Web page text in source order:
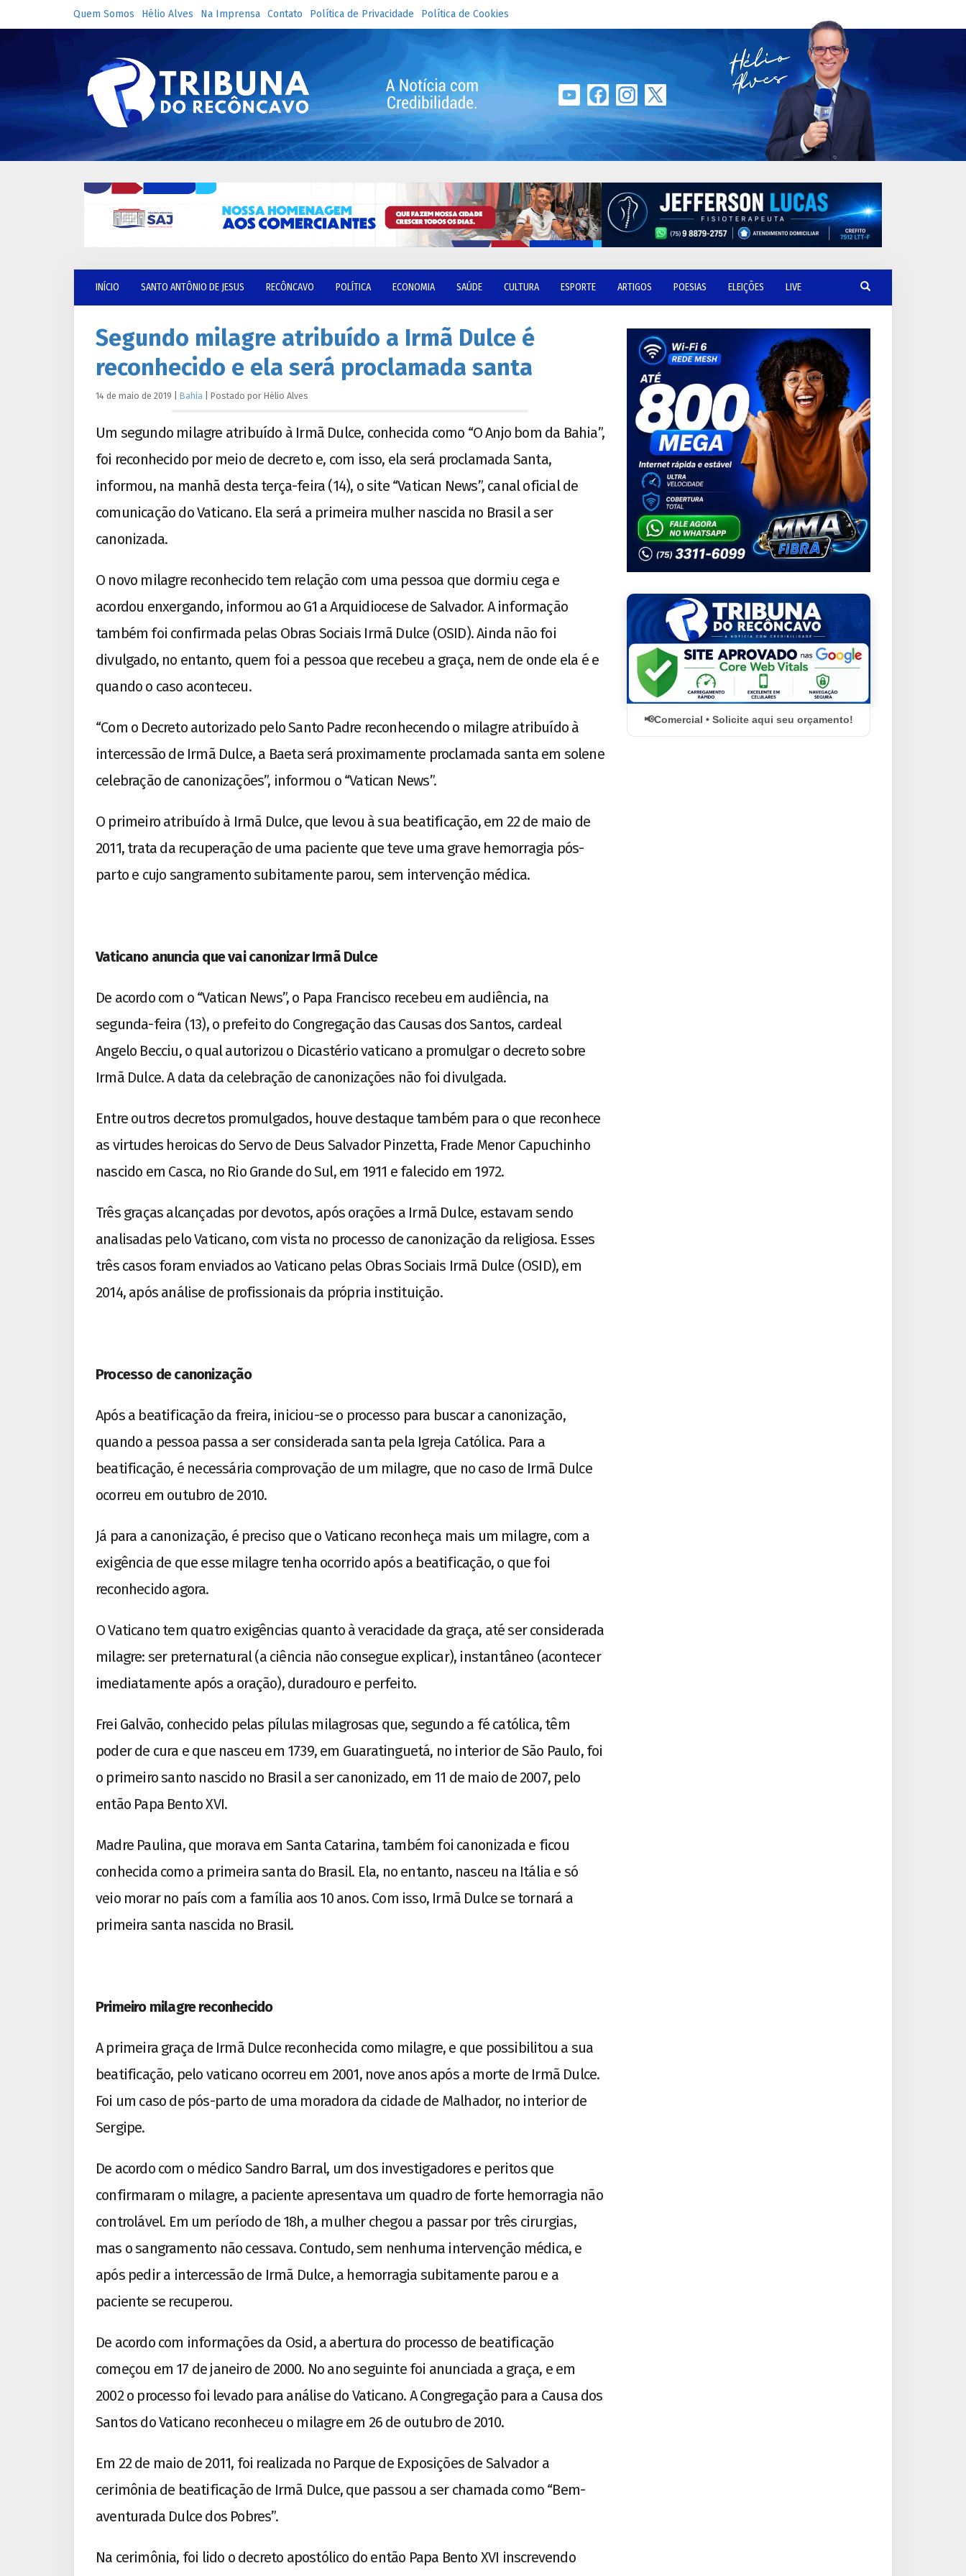
Quem Somos Hélio Alves Na Imprensa Contato Política de Privacidade Política de Cookies
INÍCIO SANTO ANTÔNIO DE JESUS RECÔNCAVO POLÍTICA ECONOMIA SAÚDE CULTURA ESPORTE ARTIGOS POESIAS ELEIÇÕES LIVE
Segundo milagre atribuído a Irmã Dulce é
reconhecido e ela será proclamada santa
14 de maio de 2019 Bahia Postado por Hélio Alves
Um segundo milagre atribuído à Irmã Dulce, conhecida como “O Anjo bom da Bahia”,
foi reconhecido por meio de decreto e, com isso, ela será proclamada Santa,
informou, na manhã desta terça-feira (14), o site “Vatican News”, canal oficial de
comunicação do Vaticano. Ela será a primeira mulher nascida no Brasil a ser
canonizada.
O novo milagre reconhecido tem relação com uma pessoa que dormiu cega e
acordou enxergando, informou ao G1 a Arquidiocese de Salvador. A informação
também foi confirmada pelas Obras Sociais Irmã Dulce (OSID). Ainda não foi
divulgado, no entanto, quem foi a pessoa que recebeu a graça, nem de onde ela é e
quando o caso aconteceu.
“Com o Decreto autorizado pelo Santo Padre reconhecendo o milagre atribuído à
intercessão de Irmã Dulce, a Baeta será proximamente proclamada santa em solene
celebração de canonizações”, informou o “Vatican News”.
O primeiro atribuído à Irmã Dulce, que levou à sua beatificação, em 22 de maio de
2011, trata da recuperação de uma paciente que teve uma grave hemorragia pós-
parto e cujo sangramento subitamente parou, sem intervenção médica.
Vaticano anuncia que vai canonizar Irmã Dulce
De acordo com o “Vatican News”, o Papa Francisco recebeu em audiência, na
segunda-feira (13), o prefeito do Congregação das Causas dos Santos, cardeal
Angelo Becciu, o qual autorizou o Dicastério vaticano a promulgar o decreto sobre
Irmã Dulce. A data da celebração de canonizações não foi divulgada.
Entre outros decretos promulgados, houve destaque também para o que reconhece
as virtudes heroicas do Servo de Deus Salvador Pinzetta, Frade Menor Capuchinho
nascido em Casca, no Rio Grande do Sul, em 1911 e falecido em 1972.
Três graças alcançadas por devotos, após orações a Irmã Dulce, estavam sendo
analisadas pelo Vaticano, com vista no processo de canonização da religiosa. Esses
três casos foram enviados ao Vaticano pelas Obras Sociais Irmã Dulce (OSID), em
2014, após análise de profissionais da própria instituição.
Processo de canonização
Após a beatificação da freira, iniciou-se o processo para buscar a canonização,
quando a pessoa passa a ser considerada santa pela Igreja Católica. Para a
beatificação, é necessária comprovação de um milagre, que no caso de Irmã Dulce
ocorreu em outubro de 2010.
Já para a canonização, é preciso que o Vaticano reconheça mais um milagre, com a
exigência de que esse milagre tenha ocorrido após a beatificação, o que foi
reconhecido agora.
O Vaticano tem quatro exigências quanto à veracidade da graça, até ser considerada
milagre: ser preternatural (a ciência não consegue explicar), instantâneo (acontecer
imediatamente após a oração), duradouro e perfeito.
Frei Galvão, conhecido pelas pílulas milagrosas que, segundo a fé católica, têm
poder de cura e que nasceu em 1739, em Guaratinguetá, no interior de São Paulo, foi
o primeiro santo nascido no Brasil a ser canonizado, em 11 de maio de 2007, pelo
então Papa Bento XVI.
Madre Paulina, que morava em Santa Catarina, também foi canonizada e ficou
conhecida como a primeira santa do Brasil. Ela, no entanto, nasceu na Itália e só
veio morar no país com a família aos 10 anos. Com isso, Irmã Dulce se tornará a
primeira santa nascida no Brasil.
Primeiro milagre reconhecido
A primeira graça de Irmã Dulce reconhecida como milagre, e que possibilitou a sua
beatificação, pelo vaticano ocorreu em 2001, nove anos após a morte de Irmã Dulce.
Foi um caso de pós-parto de uma moradora da cidade de Malhador, no interior de
Sergipe.
De acordo com o médico Sandro Barral, um dos investigadores e peritos que
confirmaram o milagre, a paciente apresentava um quadro de forte hemorragia não
controlável. Em um período de 18h, a mulher chegou a passar por três cirurgias,
mas o sangramento não cessava. Contudo, sem nenhuma intervenção médica, e
após pedir a intercessão de Irmã Dulce, a hemorragia subitamente parou e a
paciente se recuperou.
De acordo com informações da Osid, a abertura do processo de beatificação
começou em 17 de janeiro de 2000. No ano seguinte foi anunciada a graça, e em
2002 o processo foi levado para análise do Vaticano. A Congregação para a Causa dos
Santos do Vaticano reconheceu o milagre em 26 de outubro de 2010.
Em 22 de maio de 2011, foi realizada no Parque de Exposições de Salvador a
cerimônia de beatificação de Irmã Dulce, que passou a ser chamada como “Bem-
aventurada Dulce dos Pobres”.
Na cerimônia, foi lido o decreto apostólico do então Papa Bento XVI inscrevendo
Comercial • Solicite aqui seu orçamento!